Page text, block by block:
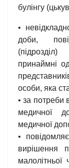
булінгу
•
доби,
принаймні
особи, яка
• за потреби
медичної
медичної
•
вирішення
малолітньої